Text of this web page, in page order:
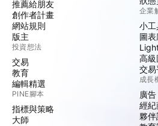
推薦給朋友
創作者計畫
網站規則
版主
投資想法
交易
教育
編輯精選
PINE腳本
指標與策略
大師
企業
小工
圖
高
交易
成長
廣告
經
夥